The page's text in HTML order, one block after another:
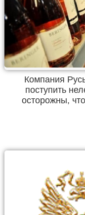
Компания
поступить
осторожны,